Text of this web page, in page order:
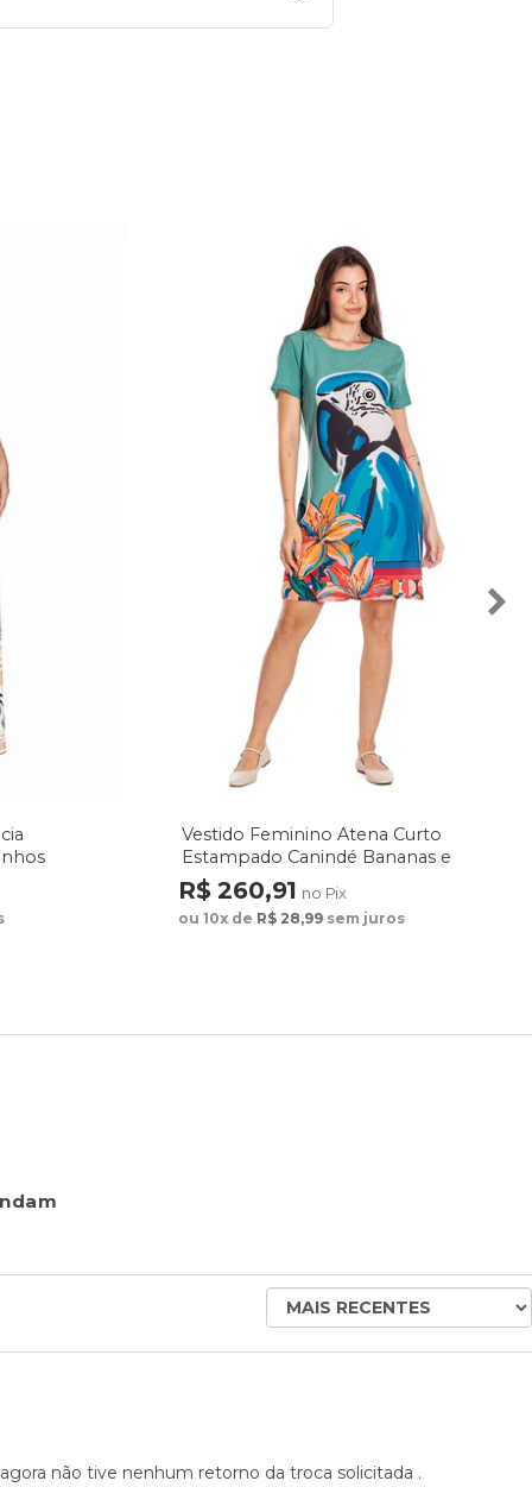
Vestido Feminino Atena Curto
Estampado Canindé Bananas e
Lírio
R$ 260,91 no Pix
ou 10x de R$ 28,99 sem juros
ORDENAR
AVALIAÇÕES
não tive nenhum retorno da troca solicitada .